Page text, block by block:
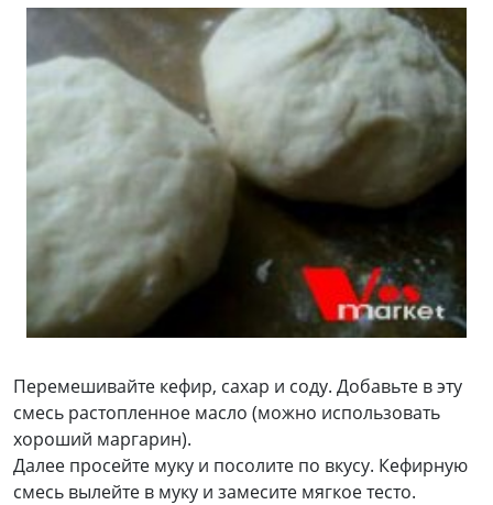
Перемешивайте кефир, сахар и соду. Добавьте в эту
смесь растопленное масло (можно использовать
хороший маргарин).
Далее просейте муку и посолите по вкусу. Кефирную
смесь вылейте в муку и замесите мягкое тесто.